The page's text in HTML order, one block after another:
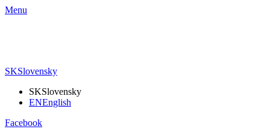
Menu
SKSlovensky
SKSlovensky
ENEnglish
Facebook